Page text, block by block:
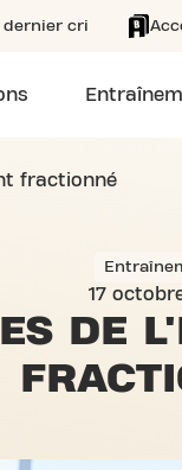
dernier cri
fractionné
17
DE